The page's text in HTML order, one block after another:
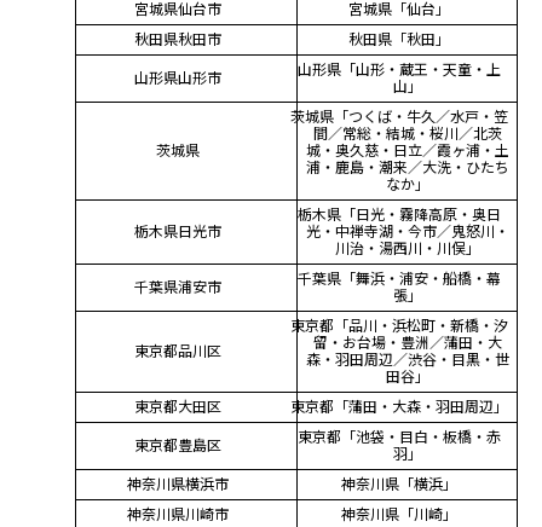
宮城県仙台市
宮城県「仙台」
秋田県秋田市
秋田県「秋田」
山形県山形市
山形県「山形・蔵王・天童・上
山」
茨城県
茨城県「つくば・牛久／水戸・笠
間／常総・結城・桜川／北茨
城・奥久慈・日立／霞ヶ浦・土
浦・鹿島・潮来／大洗・ひたち
なか」
栃木県日光市
栃木県「日光・霧降高原・奥日
光・中禅寺湖・今市／鬼怒川・
川治・湯西川・川俣」
千葉県浦安市
千葉県「舞浜・浦安・船橋・幕
張」
東京都品川区
東京都「品川・浜松町・新橋・汐
留・お台場・豊洲／蒲田・大
森・羽田周辺／渋谷・目黒・世
田谷」
東京都大田区
東京都「蒲田・大森・羽田周辺」
東京都豊島区
東京都「池袋・目白・板橋・赤
羽」
神奈川県横浜市
神奈川県「横浜」
神奈川県川崎市
神奈川県「川崎」